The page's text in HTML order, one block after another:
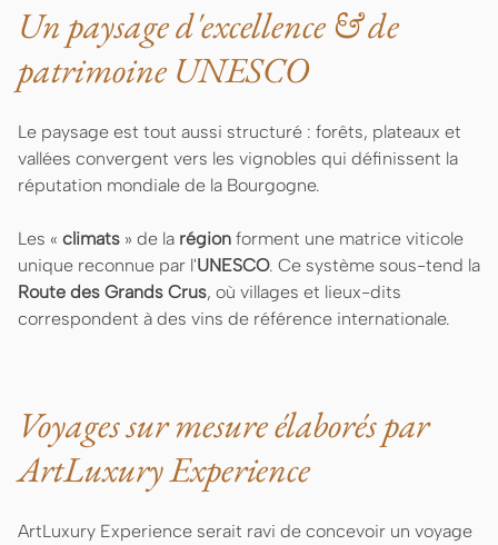
Un paysage d'excellence & de
patrimoine UNESCO
Le paysage est tout aussi structuré : forêts, plateaux et
vallées convergent vers les vignobles qui définissent la
réputation mondiale de la Bourgogne.
Les « climats » de la région forment une matrice viticole
unique reconnue par l'UNESCO. Ce système sous-tend la
Route des Grands Crus, où villages et lieux-dits
correspondent à des vins de référence internationale.
Voyages sur mesure élaborés par
ArtLuxury Experience
ArtLuxury Experience serait ravi de concevoir un voyage